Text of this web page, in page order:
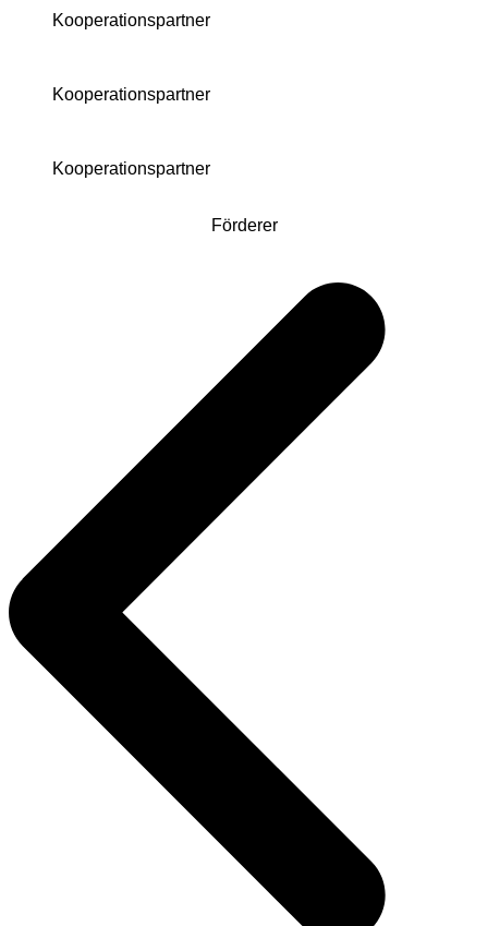
Kooperationspartner
Kooperationspartner
Kooperationspartner
Förderer